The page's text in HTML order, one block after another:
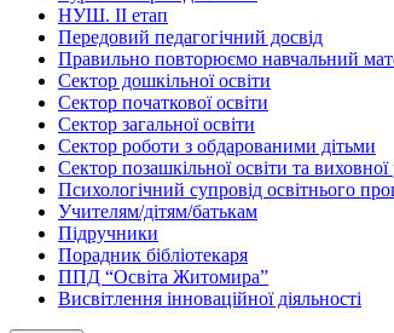
НУШ. ІІ етап
Передовий педагогічний досвід
Правильно повторюємо навчальний
Сектор дошкільної освіти
Сектор початкової освіти
Сектор загальної освіти
Сектор роботи з обдарованими дітьми
Сектор позашкільної освіти та
Психологічний супровід освітнього
Учителям/дітям/батькам
Підручники
Порадник бібліотекаря
ППД “Освіта Житомира”
Висвітлення інноваційної діяльності